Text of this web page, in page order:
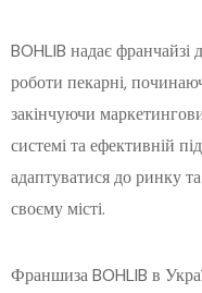
BOHLIB надає франчайзі
роботи пекарні,
закінчуючи
системі та ефективній
адаптуватися до ринку
своєму місті.
Франшиза BOHLIB в